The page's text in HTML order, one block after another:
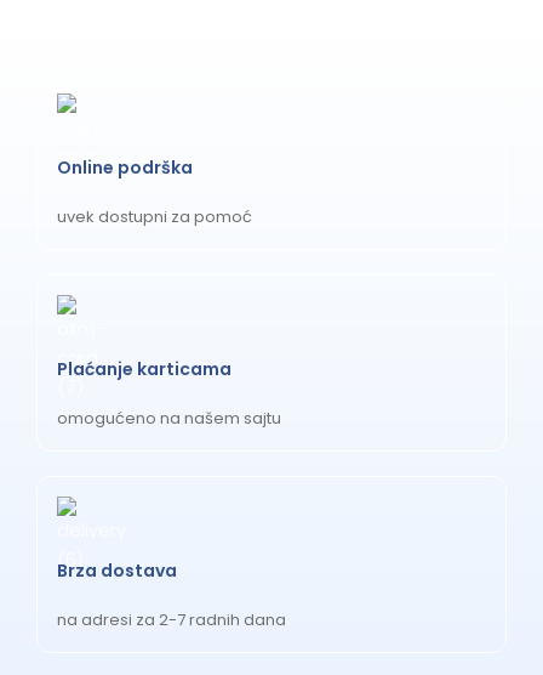
Održavanje i garancija
Tekstilni delovi se mogu skinuti i prati u mašini na
deterdženta, dok se ram i točkovi čiste vlažnom krpom bez
obezbeđen servis i rezervne delove.
Online podrška
uvek dostupni za pomoć
Plaćanje karticama
omogućeno na našem sajtu
Brza dostava
na adresi za 2-7 radnih dana